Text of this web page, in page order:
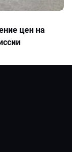
цен на